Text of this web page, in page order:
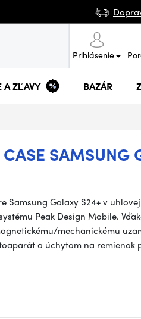
Prihlásenie
A ZĽAVY BAZÁR
SAMSUNG
Samsung Galaxy S24+ v
Peak Design Mobile.
mechanickému
a úchytom na remienok